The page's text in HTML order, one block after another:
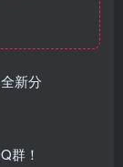
新分
群！